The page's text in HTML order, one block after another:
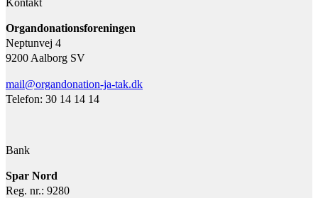
Kontakt
Organdonationsforeningen
Neptunvej 4
9200 Aalborg SV
mail@organdonation-ja-tak.dk
Telefon: 30 14 14 14
Bank
Spar Nord
Reg. nr.: 9280